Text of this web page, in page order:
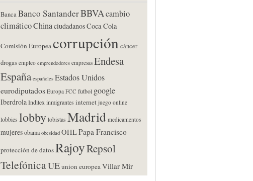
Banca Banco SantanderBBVAcambio
climáticoChinaciudadanosCoca Cola
Comisión Europeacorrupción cáncer
drogas empleo emprendedores empresas Endesa
España españoles Estados Unidos
eurodiputados Europa FCC futbol google
Iberdrola Inditex inmigrantes internet juego online
lobbies lobby lobistas Madrid medicamentos
mujeres obama obesidad OHLPapa Francisco
protección de datosRajoyRepsol
TelefónicaUEunion europeaVillar Mir